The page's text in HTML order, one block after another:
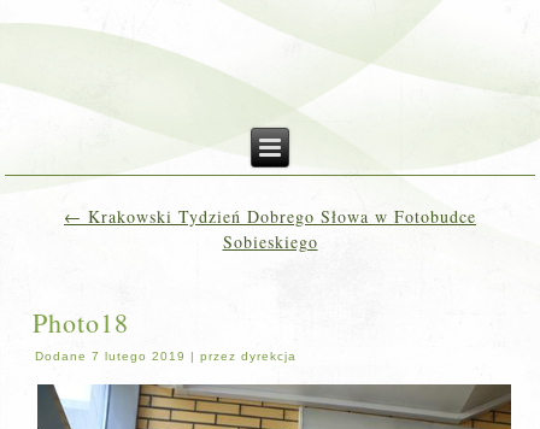
← Krakowski Tydzień Dobrego Słowa w Fotobudce
Sobieskiego
Photo18
Dodane 7 lutego 2019 |przez dyrekcja